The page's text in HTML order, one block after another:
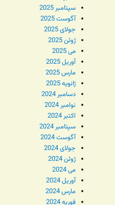
سپتامبر 2025
آگوست 2025
جولای 2025
ژوئن 2025
می 2025
آوریل 2025
مارس 2025
ژانویه 2025
دسامبر 2024
نوامبر 2024
اکتبر 2024
سپتامبر 2024
آگوست 2024
جولای 2024
ژوئن 2024
می 2024
آوریل 2024
مارس 2024
فوریه 2024